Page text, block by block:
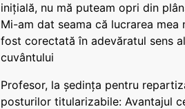
inițială, nu mă puteam opri din
Mi-am dat seama că lucrarea mea
fost corectată în adevăratul sens al
cuvântului
Profesor, la ședința pentru
posturilor titularizabile: Avantajul